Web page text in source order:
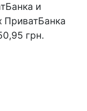
и
ПриватБанка
грн.